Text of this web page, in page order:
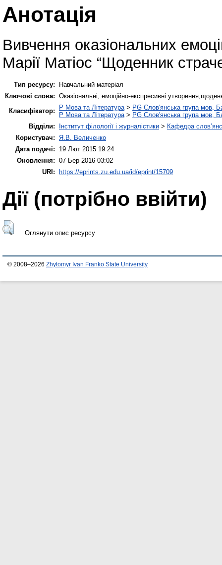
Анотація
Вивчення оказіональних
Марії Матіос “Щоденник
Тип ресурсу:
Навчальний матеріал
Ключові слова: Оказіональні, емоційно-експресивні
Класифікатор:
P Мова та Література > PG Слов'янська група мов,
P Мова та Література > PG Слов'янська група мов,
Відділи:
Інститут філології і журналістики > Кафедра
Користувач:
Я.В. Величенко
Дата подачі:
19 Лют 2015 19:24
Оновлення: 07 Бер 2016 03:02
URI: https://eprints.zu.edu.ua/id/eprint/15709
Дії ​​(потрібно ввійти)
Оглянути опис ресурсу
© 2008–2026 Zhytomyr Ivan Franko State University